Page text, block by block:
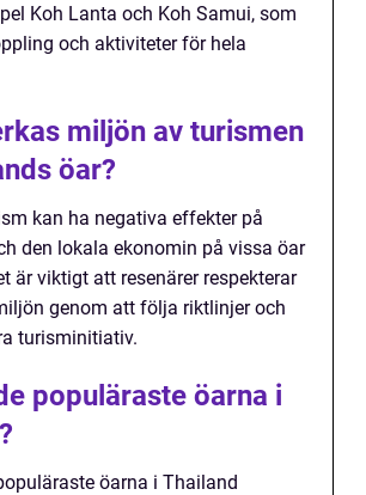
Koh Lanta och Koh Samui, som
och aktiviteter för hela
miljön av turismen
öar?
kan ha negativa effekter på
den lokala ekonomin på vissa öar
är viktigt att resenärer respekterar
genom att följa riktlinjer och
turisminitiativ.
populäraste öarna i
öarna i Thailand